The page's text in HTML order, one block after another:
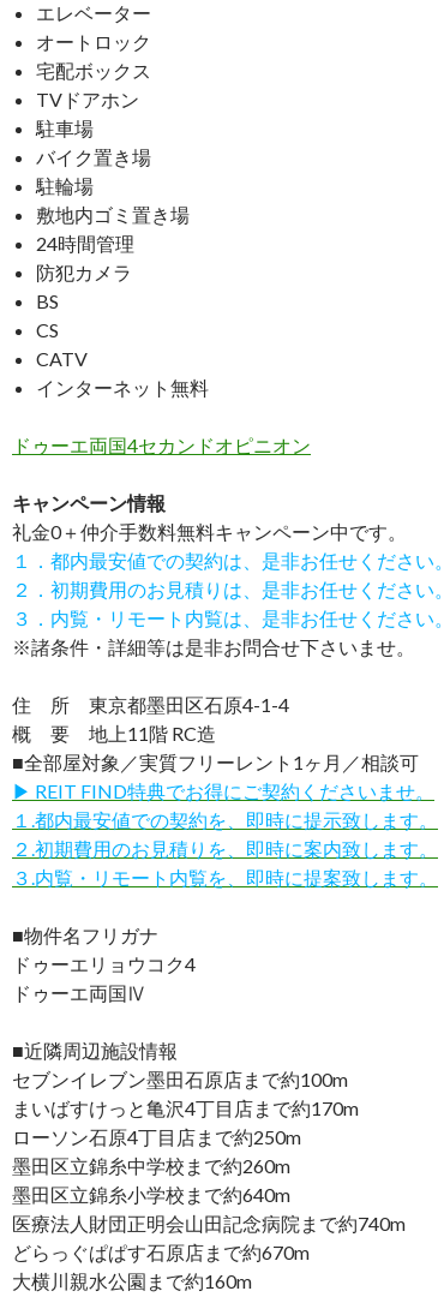
エレベーター
オートロック
宅配ボックス
TVドアホン
駐車場
バイク置き場
駐輪場
敷地内ゴミ置き場
24時間管理
防犯カメラ
BS
CS
CATV
インターネット無料
ドゥーエ両国4セカンドオピニオン
キャンペーン情報
礼金0＋仲介手数料無料キャンペーン中です。
１．都内最安値での契約は、是非お任せください。
２．初期費用のお見積りは、是非お任せください。
３．内覧・リモート内覧は、是非お任せください。
※諸条件・詳細等は是非お問合せ下さいませ。
住 所 東京都墨田区石原4-1-4
概 要 地上11階 RC造
■全部屋対象／実質フリーレント1ヶ月／相談可
▶ REIT FIND特典でお得にご契約くださいませ。
１.都内最安値での契約を、即時に提示致します。
２.初期費用のお見積りを、即時に案内致します。
３.内覧・リモート内覧を、即時に提案致します。
■物件名フリガナ
ドゥーエリョウコク4
ドゥーエ両国Ⅳ
■近隣周辺施設情報
セブンイレブン墨田石原店まで約100m
まいばすけっと亀沢4丁目店まで約170m
ローソン石原4丁目店まで約250m
墨田区立錦糸中学校まで約260m
墨田区立錦糸小学校まで約640m
医療法人財団正明会山田記念病院まで約740m
どらっぐぱぱす石原店まで約670m
大横川親水公園まで約160m